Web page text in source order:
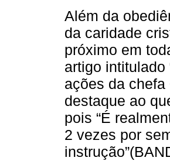
Além da
da caridade
próximo em
artigo intitulado
ações da
destaque ao
pois “É
2 vezes por